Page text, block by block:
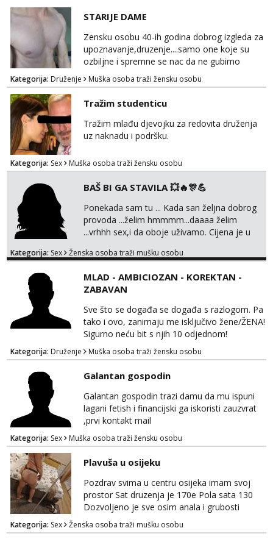
STARIJE DAME
Zensku osobu 40-ih godina dobrog izgleda za
upoznavanje,druzenje....samo one koje su
ozbiljne i spremne se nac da ne gubimo
vrijeme!
Kategorija: Druženje Muška osoba traži žensku osobu
Tražim studenticu
Tražim mlađu djevojku za redovita druženja
uz naknadu i podršku.
Kategorija: Sex Muška osoba traži žensku osobu
BAŠ BI GA STAVILA 💥🔥🎊💪
Ponekada sam tu ... Kada san željna dobrog
provoda ...želim hmmmm...daaaa želim
...vrhhh sex,i da oboje uživamo. Cijena je u
Procjeni jesi li ti taj .?! Ja bi jednog ali
guza ... Javi se 🔥Samo na mail.
Kategorija: Sex Ženska osoba traži mušku osobu
MLAD - AMBICIOZAN - KOREKTAN -
ZABAVAN
Sve što se događa se događa s razlogom. Pa
tako i ovo, zanimaju me isključivo žene/ŽENA!
Sigurno neću bit s njih 10 odjednom!
Kategorija: Druženje Muška osoba traži žensku osobu
Galantan gospodin
Galantan gospodin trazi damu da mu ispuni
lagani fetish i financijski ga iskoristi zauzvrat
,prvi kontakt mail
Kategorija: Sex Muška osoba traži žensku osobu
Plavuša u osijeku
Pozdrav svima u centru osijeka imam svoj
prostor Sat druzenja je 170e Pola sata 130
Dozvoljeno je sve osim anala i grubosti
Prodajem i svoja videa ako nekog zanima Za
dogovor javite se na wocap 0919282417
Kategorija: Sex Ženska osoba traži mušku osobu